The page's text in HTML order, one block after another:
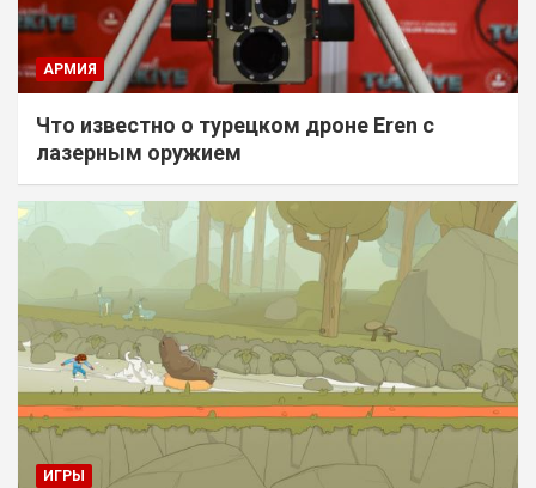
АРМИЯ
Что известно о турецком дроне Eren с
лазерным оружием
ИГРЫ